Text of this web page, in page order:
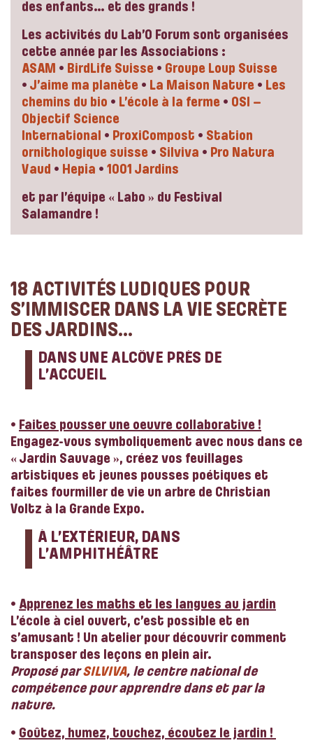
des enfants… et des grands !
Les activités du Lab’O Forum sont organisées
cette année par les Associations :
ASAM • BirdLife Suisse • Groupe Loup Suisse
• J’aime ma planète • La Maison Nature • Les
chemins du bio • L’école à la ferme • OSI –
Objectif Science
International • ProxiCompost • Station
ornithologique suisse • Silviva • Pro Natura
Vaud • Hepia • 1001 Jardins
et par l’équipe « Labo » du Festival
Salamandre !
18 ACTIVITÉS LUDIQUES POUR
S’IMMISCER DANS LA VIE SECRÈTE
DES JARDINS…
DANS UNE ALCÔVE PRÈS DE
L’ACCUEIL
• Faites pousser une oeuvre collaborative !
Engagez-vous symboliquement avec nous dans ce
« Jardin Sauvage », créez vos feuillages
artistiques et jeunes pousses poétiques et
faites fourmiller de vie un arbre de Christian
Voltz à la Grande Expo.
À L’EXTÉRIEUR, DANS
L’AMPHITHÉÂTRE
• Apprenez les maths et les langues au jardin
L’école à ciel ouvert, c’est possible et en
s’amusant ! Un atelier pour découvrir comment
transposer des leçons en plein air.
Proposé parSILVIVA, le centre national de
compétence pour apprendre dans et par la
nature.
• Goûtez, humez, touchez, écoutez le jardin !